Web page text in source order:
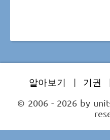
알아보기 | 기권
© 2006 - 2026 by